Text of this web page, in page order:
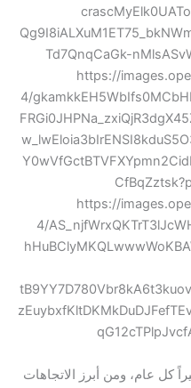
كل عام، ومن أبرز الاتجاهات